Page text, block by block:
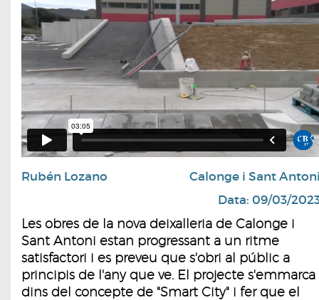
Rubén Lozano
Calonge i Sant
Data: 09/03/
Les obres de la nova deixalleria de Calonge i
Sant Antoni estan progressant a un ritme
satisfactori i es preveu que s'obri al públic a
principis de l'any que ve. El projecte s'emmarca
dins del concepte de "Smart City" i fer que el